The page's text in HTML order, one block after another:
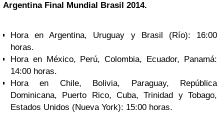
Argentina Final Mundial Brasil 2014.
Hora en Argentina, Uruguay y Brasil (Río): 16:00
horas.
Hora en México, Perú, Colombia, Ecuador, Panamá:
14:00 horas.
Hora en Chile, Bolivia, Paraguay, República
Dominicana, Puerto Rico, Cuba, Trinidad y Tobago,
Estados Unidos (Nueva York): 15:00 horas.